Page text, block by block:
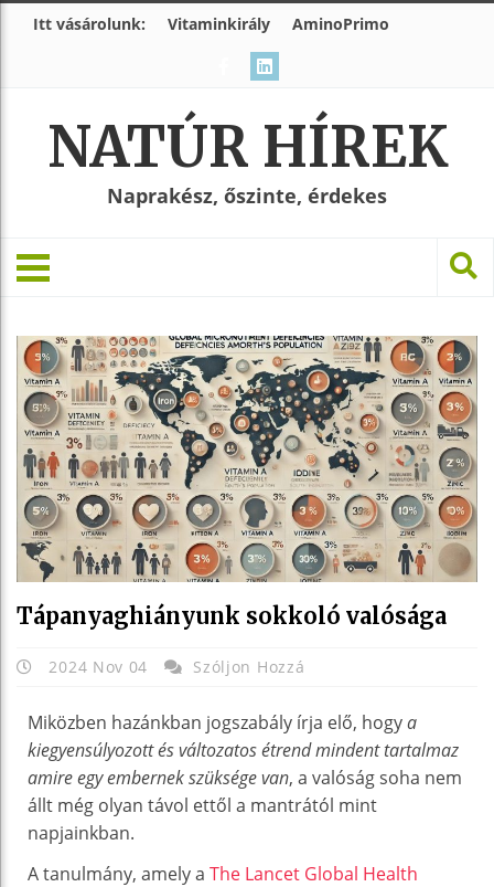
Itt vásárolunk: Vitaminkirály AminoPrimo
NATÚR HÍREK
Naprakész, őszinte, érdekes
Tápanyaghiányunk sokkoló valósága
2024 Nov 04 Szóljon Hozzá
Miközben hazánkban jogszabály írja elő, hogya
kiegyensúlyozott és változatos étrend mindent tartalmaz
amire egy embernek szüksége van, a valóság soha nem
állt még olyan távol ettől a mantrától mint
napjainkban.
A tanulmány, amely a The Lancet Global Health